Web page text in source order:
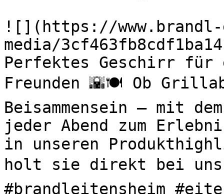
![](https://
media/
Perfektes Geschirr für
Freunden 🌇🍽️ Ob
Beisammensein – mit
jeder Abend zum
in unseren
holt sie direkt bei uns
#brandleitensheim